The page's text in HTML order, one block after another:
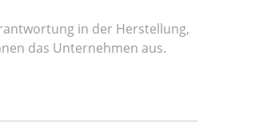
in der Herstellung,
das Unternehmen aus.